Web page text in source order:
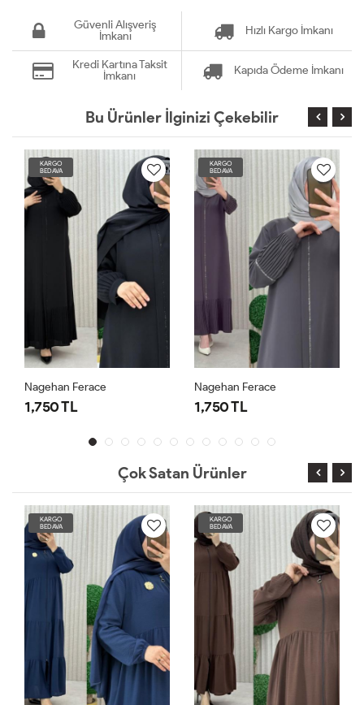
Güvenli Alışveriş
İmkanı
Hızlı Kargo İmkanı
Kredi Kartına Taksit
İmkanı
Kapıda Ödeme İmkanı
Bu Ürünler İlginizi Çekebilir
KARGO
BEDAVA
Nagehan Ferace
1,750 TL
KARGO
BEDAVA
Nagehan Ferace
1,750 TL
Çok Satan Ürünler
KARGO
BEDAVA
KARGO
BEDAVA